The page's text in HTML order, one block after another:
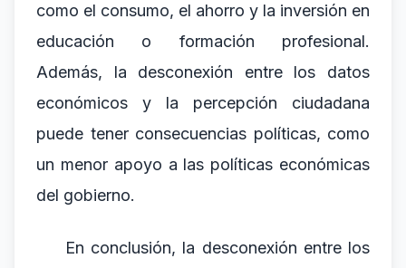
como el consumo, el ahorro y la inversión en
educación o formación profesional.
Además, la desconexión entre los datos
económicos y la percepción ciudadana
puede tener consecuencias políticas, como
un menor apoyo a las políticas económicas
del gobierno.
En conclusión, la desconexión entre los